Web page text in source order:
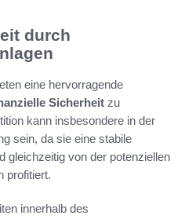
durch
eine hervorragende
Sicherheit zu
kann insbesondere in der
sein, da sie eine stabile
gleichzeitig von der potenziellen
profitiert.
innerhalb des